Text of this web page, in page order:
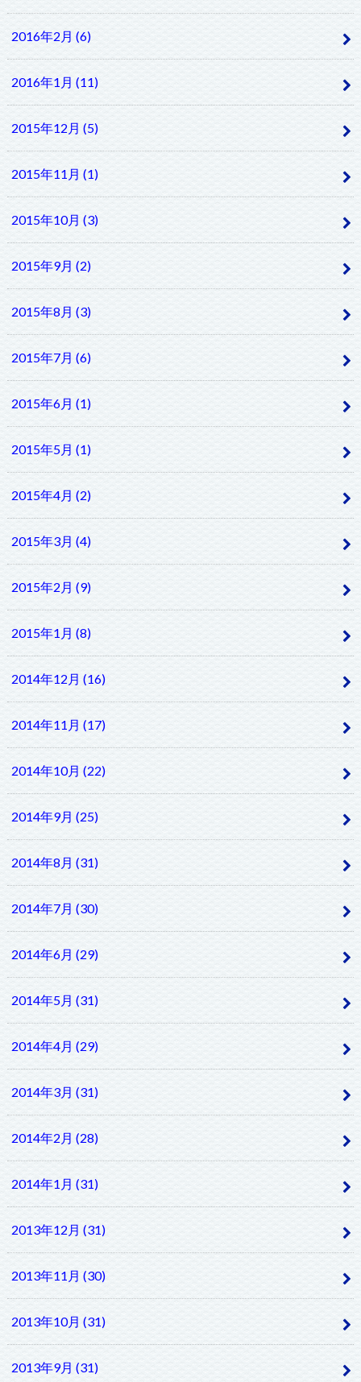
2016年2月 (6)
2016年1月 (11)
2015年12月 (5)
2015年11月 (1)
2015年10月 (3)
2015年9月 (2)
2015年8月 (3)
2015年7月 (6)
2015年6月 (1)
2015年5月 (1)
2015年4月 (2)
2015年3月 (4)
2015年2月 (9)
2015年1月 (8)
2014年12月 (16)
2014年11月 (17)
2014年10月 (22)
2014年9月 (25)
2014年8月 (31)
2014年7月 (30)
2014年6月 (29)
2014年5月 (31)
2014年4月 (29)
2014年3月 (31)
2014年2月 (28)
2014年1月 (31)
2013年12月 (31)
2013年11月 (30)
2013年10月 (31)
2013年9月 (31)